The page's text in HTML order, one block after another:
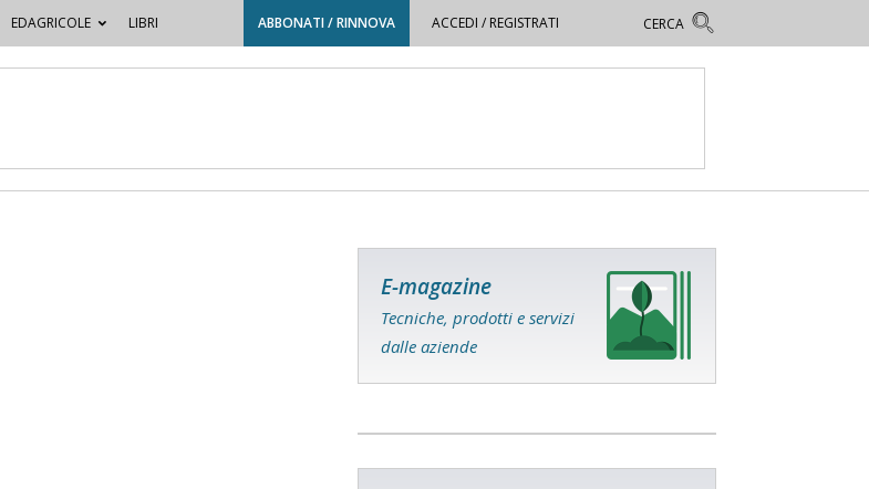
EDAGRICOLE LIBRI ABBONATI / RINNOVA ACCEDI / REGISTRATI
E-magazine
Tecniche, prodotti e servizi
dalle aziende